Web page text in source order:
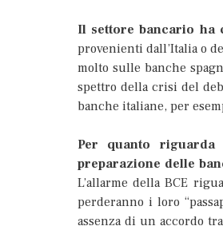
Il settore bancario ha
provenienti dall’Italia o
molto sulle banche
spettro della crisi del
banche italiane, per
Per quanto
preparazione delle
L’allarme della BCE
perderanno i loro
assenza di un accordo